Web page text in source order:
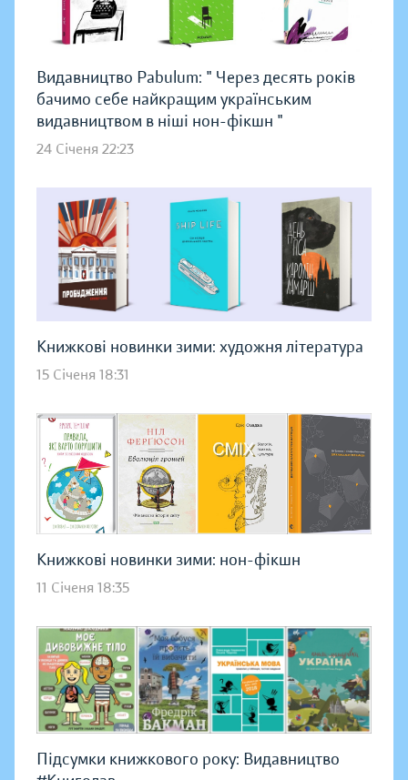
Видавництво Pabulum: " Через десять років
бачимо себе найкращим українським
видавництвом в ніші нон-фікшн "
24 Січеня 22:23
Книжкові новинки зими: художня література
15 Січеня 18:31
Книжкові новинки зими: нон-фікшн
11 Січеня 18:35
Підсумки книжкового року: Видавництво